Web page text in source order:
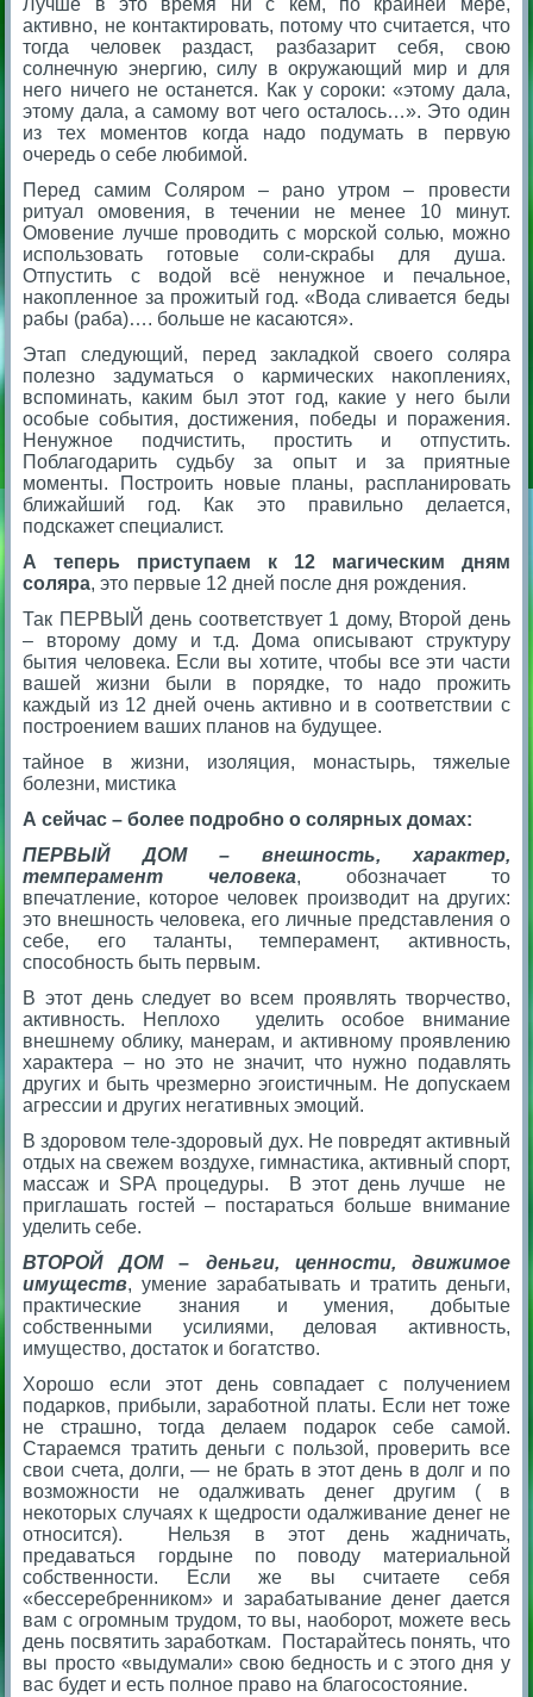
Лучше в это время ни с кем, по крайней мере,
активно, не контактировать, потому что считается, что
тогда человек раздаст, разбазарит себя, свою
солнечную энергию, силу в окружающий мир и для
него ничего не останется. Как у сороки: «этому дала,
этому дала, а самому вот чего осталось…». Это один
из тех моментов когда надо подумать в первую
очередь о себе любимой.
Перед самим Соляром – рано утром – провести
ритуал омовения, в течении не менее 10 минут.
Омовение лучше проводить с морской солью, можно
использовать готовые соли-скрабы для душа.
Отпустить с водой всё ненужное и печальное,
накопленное за прожитый год. «Вода сливается беды
рабы (раба)…. больше не касаются».
Этап следующий, перед закладкой своего соляра
полезно задуматься о кармических накоплениях,
вспоминать, каким был этот год, какие у него были
особые события, достижения, победы и поражения.
Ненужное подчистить, простить и отпустить.
Поблагодарить судьбу за опыт и за приятные
моменты. Построить новые планы, распланировать
ближайший год. Как это правильно делается,
подскажет специалист.
А теперь приступаем к 12 магическим дням
соляра, это первые 12 дней после дня рождения.
Так ПЕРВЫЙ день соответствует 1 дому, Второй день
– второму дому и т.д. Дома описывают структуру
бытия человека. Если вы хотите, чтобы все эти части
вашей жизни были в порядке, то надо прожить
каждый из 12 дней очень активно и в соответствии с
построением ваших планов на будущее.
тайное в жизни, изоляция, монастырь, тяжелые
болезни, мистика
А сейчас – более подробно о солярных домах:
ПЕРВЫЙ ДОМ
– внешность, характер,
темперамент человека, обозначает то
впечатление, которое человек производит на других:
это внешность человека, его личные представления о
себе, его таланты, темперамент, активность,
способность быть первым.
В этот день следует во всем проявлять творчество,
активность. Неплохо уделить особое внимание
внешнему облику, манерам, и активному проявлению
характера – но это не значит, что нужно подавлять
других и быть чрезмерно эгоистичным. Не допускаем
агрессии и других негативных эмоций.
В здоровом теле-здоровый дух. Не повредят активный
отдых на свежем воздухе, гимнастика, активный спорт,
массаж и SPA процедуры. В этот день лучше не
приглашать гостей – постараться больше внимание
уделить себе.
ВТОРОЙ ДОМ–
деньги, ценности, движимое
имуществ, умение зарабатывать и тратить деньги,
практические знания и умения, добытые
собственными усилиями, деловая активность,
имущество, достаток и богатство.
Хорошо если этот день совпадает с получением
подарков, прибыли, заработной платы. Если нет тоже
не страшно, тогда делаем подарок себе самой.
Стараемся тратить деньги с пользой, проверить все
свои счета, долги, — не брать в этот день в долг и по
возможности не одалживать денег другим ( в
некоторых случаях к щедрости одалживание денег не
относится). Нельзя в этот день жадничать,
предаваться гордыне по поводу материальной
собственности. Если же вы считаете себя
«бессеребренником» и зарабатывание денег дается
вам с огромным трудом, то вы, наоборот, можете весь
день посвятить заработкам. Постарайтесь понять, что
вы просто «выдумали» свою бедность и с этого дня у
вас будет и есть полное право на благосостояние.